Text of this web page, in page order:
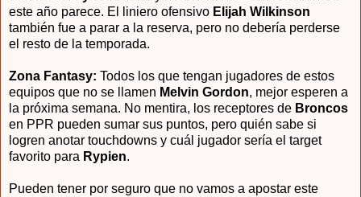
este año parece. El liniero ofensivo Elijah Wilkinson
también fue a parar a la reserva, pero no debería perderse
el resto de la temporada.
Zona Fantasy: Todos los que tengan jugadores de estos
equipos que no se llamen Melvin Gordon, mejor esperen a
la próxima semana. No mentira, los receptores de Broncos
en PPR pueden sumar sus puntos, pero quién sabe si
logren anotar touchdowns y cuál jugador sería el target
favorito para Rypien.
Pueden tener por seguro que no vamos a apostar este